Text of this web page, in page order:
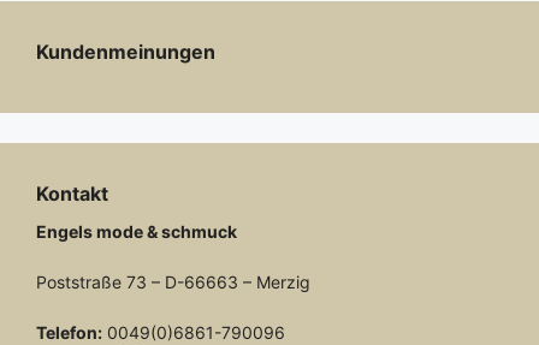
Kundenmeinungen
Kontakt
Engels mode & schmuck
Poststraße 73 – D-66663 – Merzig
Telefon: 0049(0)6861-790096